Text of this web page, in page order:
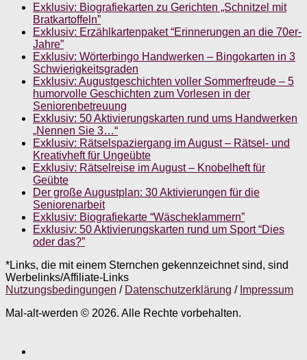
Exklusiv: Biografiekarten zu Gerichten „Schnitzel mit
Bratkartoffeln”
Exklusiv: Erzählkartenpaket “Erinnerungen an die 70er-
Jahre”
Exklusiv: Wörterbingo Handwerken – Bingokarten in 3
Schwierigkeitsgraden
Exklusiv: Augustgeschichten voller Sommerfreude – 5
humorvolle Geschichten zum Vorlesen in der
Seniorenbetreuung
Exklusiv: 50 Aktivierungskarten rund ums Handwerken
„Nennen Sie 3…“
Exklusiv: Rätselspaziergang im August – Rätsel- und
Kreativheft für Ungeübte
Exklusiv: Rätselreise im August – Knobelheft für
Geübte
Der große Augustplan: 30 Aktivierungen für die
Seniorenarbeit
Exklusiv: Biografiekarte “Wäscheklammern”
Exklusiv: 50 Aktivierungskarten rund um Sport “Dies
oder das?”
*Links, die mit einem Sternchen gekennzeichnet sind, sind
Werbelinks/Affiliate-Links
Nutzungsbedingungen / Datenschutzerklärung / Impressum
Mal-alt-werden © 2026. Alle Rechte vorbehalten.